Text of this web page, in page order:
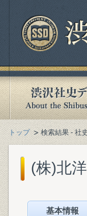
トップ 検索結果 - 社
(株)北
基本情報